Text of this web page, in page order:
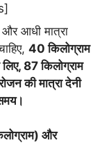
और आधी मात्रा
40 किलोग्राम
87 किलोग्राम
की मात्रा देनी
और